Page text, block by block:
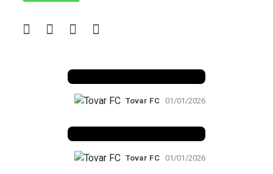
Tovar FC 01/01/2026
Tovar FC 01/01/2026